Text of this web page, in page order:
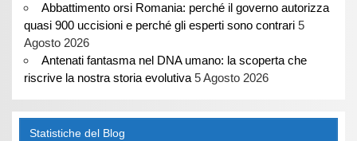
Abbattimento orsi Romania: perché il governo autorizza
quasi 900 uccisioni e perché gli esperti sono contrari 5
Agosto 2026
Antenati fantasma nel DNA umano: la scoperta che
riscrive la nostra storia evolutiva 5 Agosto 2026
Statistiche del Blog